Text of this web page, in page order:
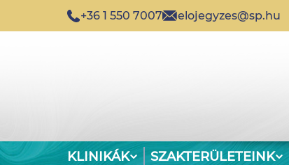
+36 1 550 7007 elojegyzes@sp.hu
KLINIKÁK SZAKTERÜLETEINK